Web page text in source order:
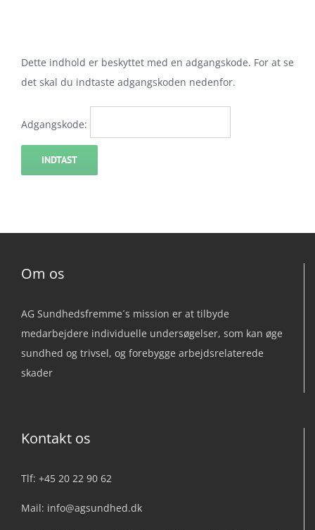
Dette indhold er beskyttet med en adgangskode. For at se
det skal du indtaste adgangskoden nedenfor.
Adgangskode:
Om os
AG Sundhedsfremme´s mission er at tilbyde
medarbejdere individuelle undersøgelser, som kan øge
sundhed og trivsel, og forebygge arbejdsrelaterede
skader
Kontakt os
Tlf: +45 20 22 90 62
Mail: info@agsundhed.dk